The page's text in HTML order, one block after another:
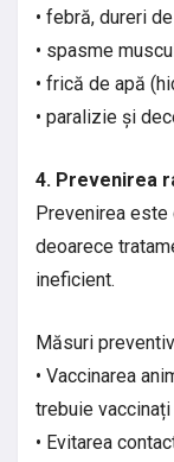
• febră, dureri
• spasme
• frică de apă
• paralizie și
4. Prevenirea
Prevenirea
deoarece
ineficient.
Măsuri
• Vaccinarea
trebuie
• Evitarea